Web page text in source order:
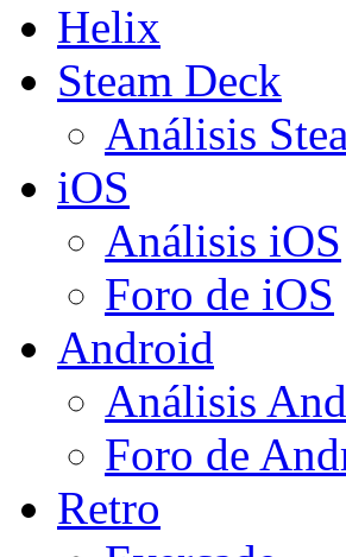
Helix
Steam Deck
Análisis
iOS
Análisis iOS
Foro de iOS
Android
Análisis
Foro de
Retro